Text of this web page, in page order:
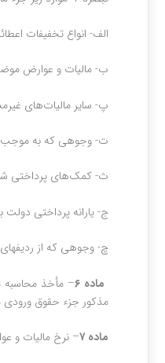
الف‌- انواع تخفیفات
ب‌- مالیات و عوارض
پ‌- سایر مالیات‌های
ت‌- وجوهی که به موجب
ث‌- کمک‌های پرداختی
ج‌- یارانه پرداختی
چ‌- وجوهی که از
ماده ۶‌
مذکور جزء حقوق
ماده ۷‌ – نرخ مالیات و عوارض کالاها و خدمات